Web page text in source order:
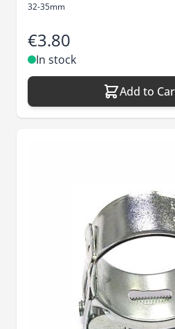
32-35mm
€3.80
In stock
Add to